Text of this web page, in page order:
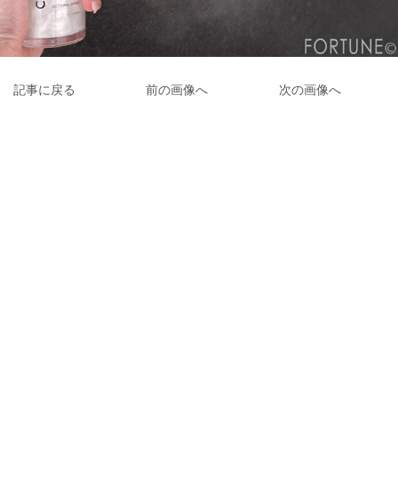
記事に戻る 前の画像へ 次の画像へ